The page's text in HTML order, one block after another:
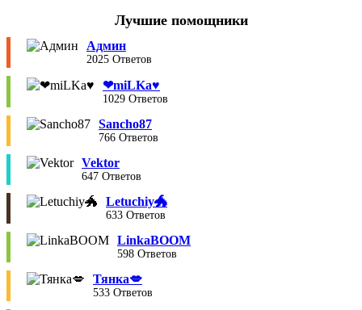
Лучшие помощники
Админ
2025 Ответов
❤︎miLKa♥︎
1029 Ответов
Sancho87
766 Ответов
Vektor
647 Ответов
Letuchiy🐲
633 Ответов
LinkaBOOM
598 Ответов
Тянка💋
533 Ответов